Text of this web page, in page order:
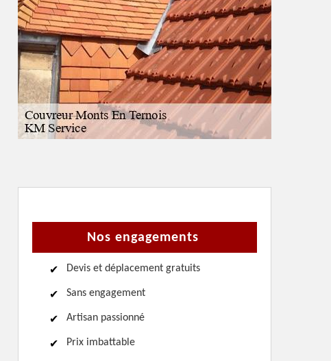
Nos engagements
Devis et déplacement gratuits
Sans engagement
Artisan passionné
Prix imbattable